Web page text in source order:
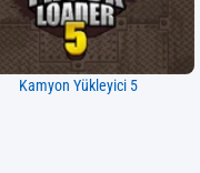
Kamyon Yükleyici 5